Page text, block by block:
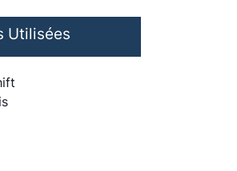
Utilisées